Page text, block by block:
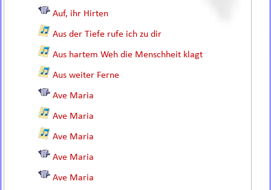
Auf, ihr Hirten
Aus der Tiefe rufe ich zu dir
Aus hartem Weh die Menschheit klagt
Aus weiter Ferne
Ave Maria
Ave Maria
Ave Maria
Ave Maria
Ave Maria